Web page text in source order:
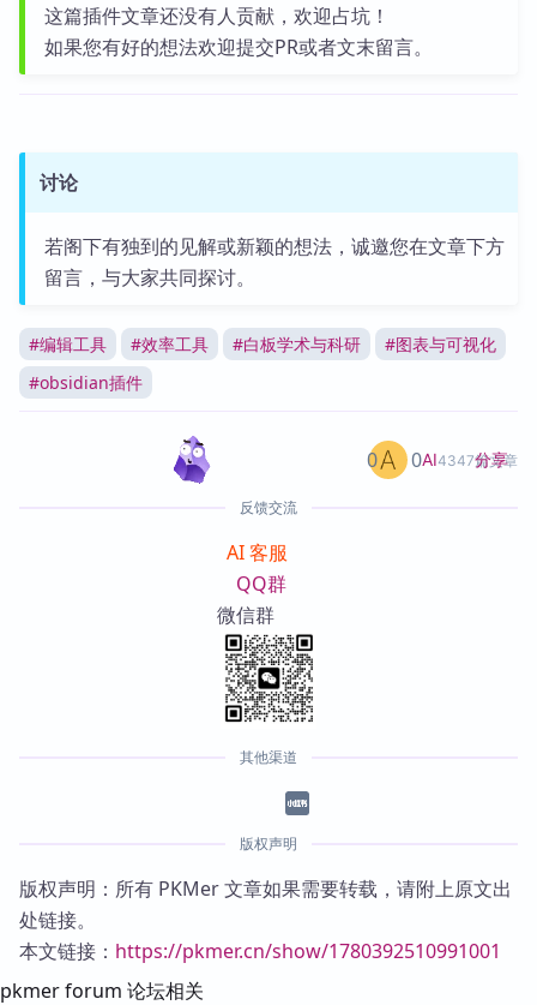
这篇插件文章还没有人贡献，欢迎占坑！
如果您有好的想法欢迎提交PR或者文末留言。
讨论
若阁下有独到的见解或新颖的想法，诚邀您在文章下方
留言，与大家共同探讨。
#编辑工具 #效率工具 #白板学术与科研 #图表与可视化
#obsidian插件
AI4347篇文章
0 0 分享
反馈交流
AI 客服
QQ群
微信群
其他渠道
版权声明
版权声明：所有 PKMer 文章如果需要转载，请附上原文出
处链接。
本文链接： https://pkmer.cn/show/1780392510991001
pkmer forum 论坛相关